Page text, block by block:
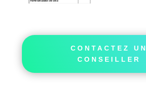
CONTACTEZ UN
CONSEILLER